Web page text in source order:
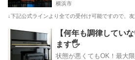
横浜市
↓下記公式ラインより全ての受付け可能ですので、
神奈川 車検 廃車
【何年も調律してい
ます🖐️
状態が悪くてもOK！最大